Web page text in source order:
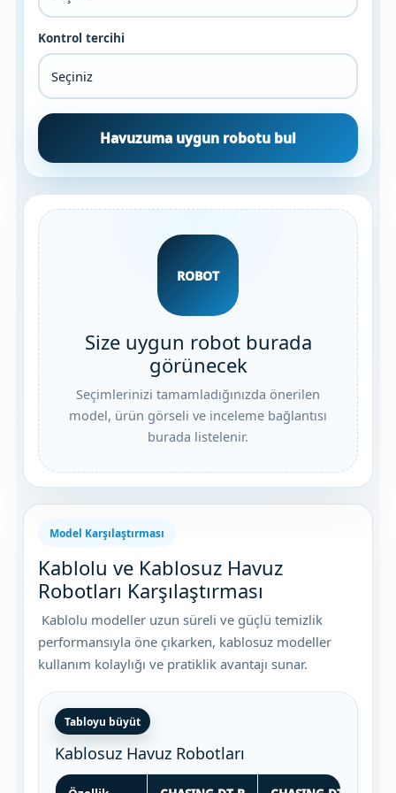
Kapağı
Havuz Pompa
Kartuş Filtreler
Olimpik Havuz
Yangın Pompası
Kontrol tercihi
Havuzuma uygun robotu bul
ROBOT
Size uygun robot burada
görünecek
Seçimlerinizi tamamladığınızda önerilen
model, ürün görseli ve inceleme bağlantısı
burada listelenir.
Model Karşılaştırması
Kablolu ve Kablosuz Havuz
Robotları Karşılaştırması
Kablolu modeller uzun süreli ve güçlü temizlik
performansıyla öne çıkarken, kablosuz modeller
kullanım kolaylığı ve pratiklik avantajı sunar.
Tabloyu büyüt
Kablosuz Havuz Robotları